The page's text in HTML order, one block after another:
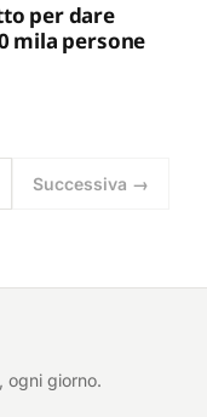
per dare
mila persone
Successiva →
ogni giorno.